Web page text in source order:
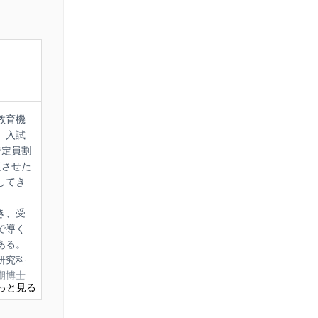
育機
入試
員割
せた
てき
、受
導く
。
究科
博士
表現